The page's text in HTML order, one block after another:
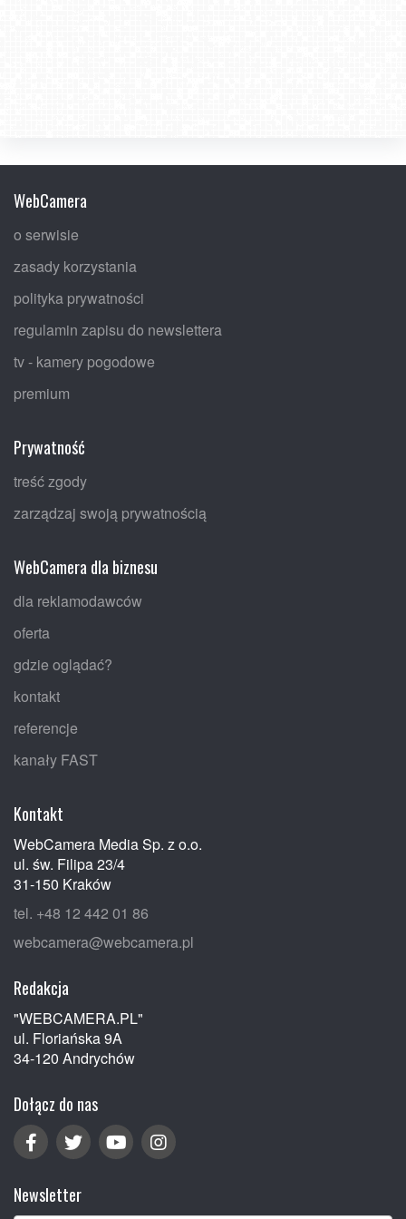
WebCamera
o serwisie
zasady korzystania
polityka prywatności
regulamin zapisu do newslettera
tv - kamery pogodowe
premium
Prywatność
treść zgody
zarządzaj swoją prywatnością
WebCamera dla biznesu
dla reklamodawców
oferta
gdzie oglądać?
kontakt
referencje
kanały FAST
Kontakt
WebCamera Media Sp. z o.o.
ul. św. Filipa 23/4
31-150 Kraków
tel. +48 12 442 01 86
webcamera@webcamera.pl
Redakcja
"WEBCAMERA.PL"
ul. Floriańska 9A
34-120 Andrychów
Dołącz do nas
Newsletter